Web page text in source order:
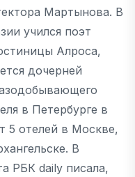
Мартынова. В
учился поэт
Алроса,
дочерней
в Петербурге в
5 отелей в Москве,
В
РБК daily писала,